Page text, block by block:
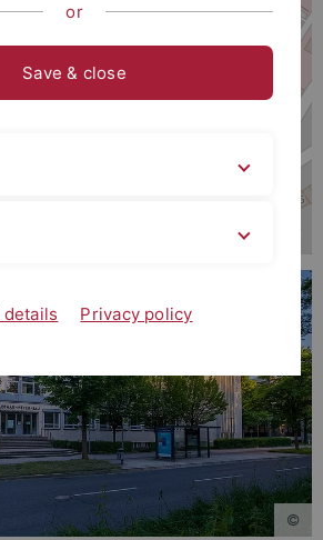
or
Save & close
details Privacy policy